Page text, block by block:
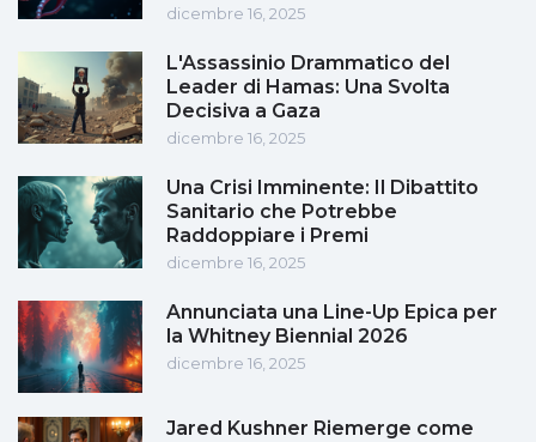
dicembre 16, 2025
L'Assassinio Drammatico del
Leader di Hamas: Una Svolta
Decisiva a Gaza
dicembre 16, 2025
Una Crisi Imminente: Il Dibattito
Sanitario che Potrebbe
Raddoppiare i Premi
dicembre 16, 2025
Annunciata una Line-Up Epica per
la Whitney Biennial 2026
dicembre 16, 2025
Jared Kushner Riemerge come